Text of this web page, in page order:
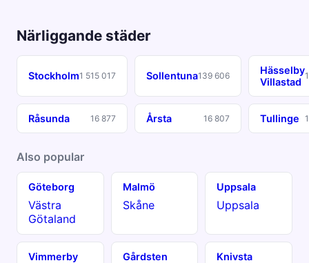
Närliggande städer
Stockholm1 515 017 Sollentuna139 606
Hässelby
Villastad
Råsunda 16 877 Årsta 16 807 Tullinge
Also popular
Göteborg
Västra
Götaland
Malmö
Skåne
Uppsala
Uppsala
Vimmerby Gårdsten Knivsta